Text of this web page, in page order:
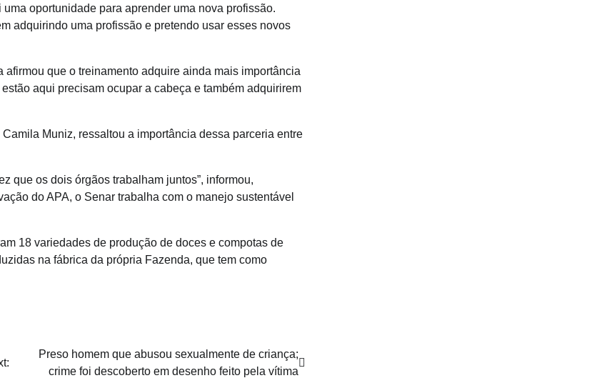
oportunidade para aprender uma nova profissão.
adquirindo uma profissão e pretendo usar esses novos
que o treinamento adquire ainda mais importância
aqui precisam ocupar a cabeça e também adquirirem
Muniz, ressaltou a importância dessa parceria entre
que os dois órgãos trabalham juntos”, informou,
do APA, o Senar trabalha com o manejo sustentável
18 variedades de produção de doces e compotas de
na fábrica da própria Fazenda, que tem como
Preso homem que abusou sexualmente de criança;
crime foi descoberto em desenho feito pela vítima